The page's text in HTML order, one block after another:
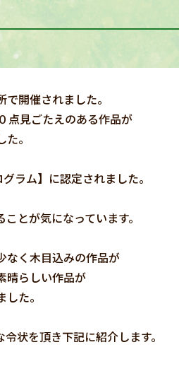
開催されました。
見ごたえのある作品が
。
ラム】に認定されました。
とが気になっています。
なく木目込みの作品が
晴らしい作品が
た。
状を頂き下記に紹介します。